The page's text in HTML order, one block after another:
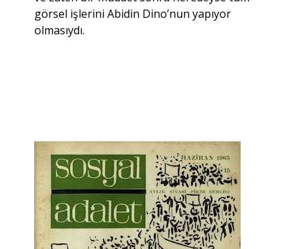
görsel işlerini Abidin Dino’nun yapıyor
olmasıydı.